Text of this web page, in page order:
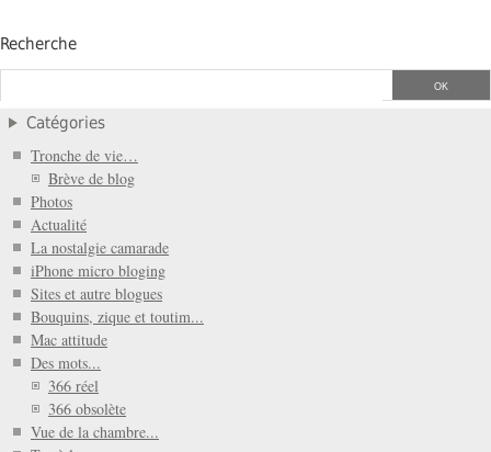
Recherche
Catégories
Tronche de vie…
Brève de blog
Photos
Actualité
La nostalgie camarade
iPhone micro bloging
Sites et autre blogues
Bouquins, zique et toutim...
Mac attitude
Des mots...
366 réel
366 obsolète
Vue de la chambre...